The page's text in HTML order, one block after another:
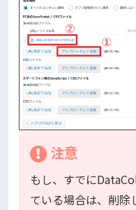
注意
もし、すでに
ている場合は、削除